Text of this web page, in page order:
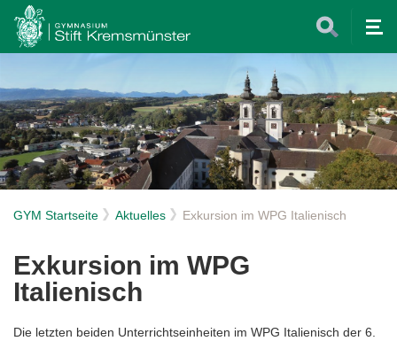
GYM Startseite Aktuelles Exkursion im WPG Italienisch
Exkursion im WPG
Italienisch
Die letzten beiden Unterrichtseinheiten im WPG Italienisch der 6.